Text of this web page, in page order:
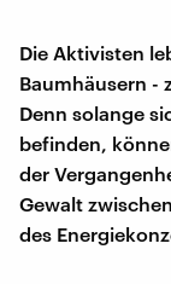
Die Aktivisten
Baumhäusern -
Denn solange
befinden,
der
Gewalt
des